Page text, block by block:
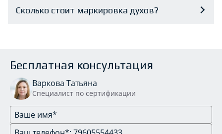
Сколько стоит маркировка духов?
Бесплатная консультация
Варкова Татьяна
Специалист по сертификации